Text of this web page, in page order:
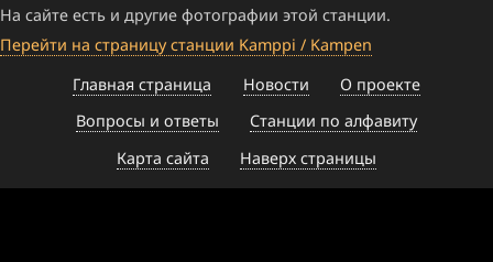
На сайте есть и другие фотографии этой станции.
Перейти на страницу станции Kamppi / Kampen
Главная страница
Новости
О проекте
Вопросы и ответы
Станции по алфавиту
Карта сайта
Наверх страницы